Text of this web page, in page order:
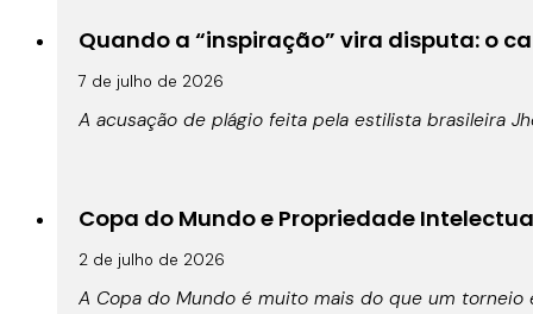
Quando a “inspiração” vira disputa: o
7 de julho de 2026
A acusação de plágio feita pela estilista brasileira
Copa do Mundo e Propriedade
2 de julho de 2026
A Copa do Mundo é muito mais do que um